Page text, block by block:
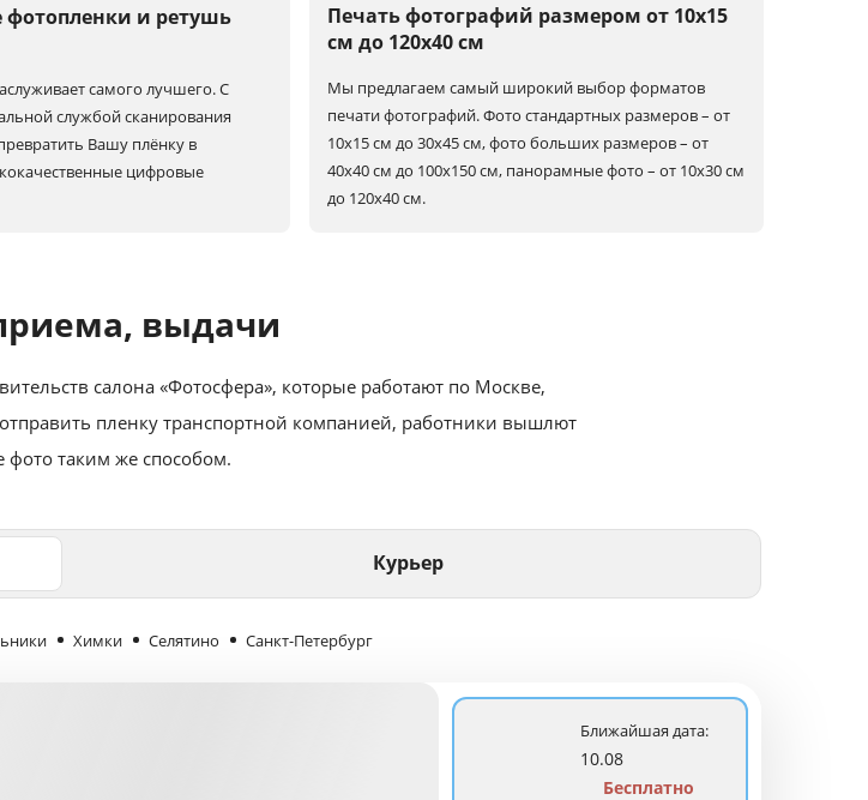
фотопленки и ретушь
самого лучшего. С
службой сканирования
Вашу плёнку в
цифровые
Печать фотографий размером от 10х15
см до 120х40 см
Мы предлагаем самый широкий выбор форматов
печати фотографий. Фото стандартных размеров – от
10х15 см до 30х45 см, фото больших размеров – от
40х40 см до 100x150 см, панорамные фото – от 10х30 см
до 120х40 см.
выдачи
салона «Фотосфера», которые работают по Москве,
пленку транспортной компанией, работники вышлют
фото таким же способом.
Курьер
Химки Селятино Санкт-Петербург
Ближайшая дата:
10.08
Бесплатно